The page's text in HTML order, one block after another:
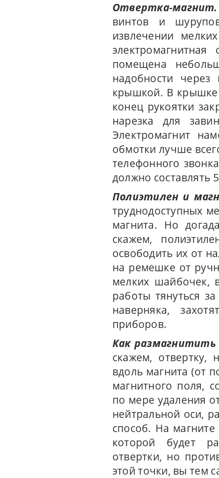
Отвертка-магнит.
винтов и
извлечении
помещена
надобности
крышкой. В
конец рукоятки
нарезка для
Электромагнит
обмотки лучше
телефонного
должно составлять
Полиэтилен и
труднодоступных
магнита. Но
скажем,
освободить их от
на ремешке от
мелких шайбочек,
работы тянуться
наверняка,
приборов.
Как
скажем, отвертку,
вдоль магнита (от
магнитного поля,
по мере удаления
нейтральной оси,
способ. На
которой будет
отвертки, но
этой точки, вы тем